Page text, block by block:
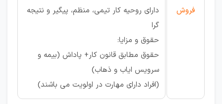
فروش
دارای روحیه کار تیمی، منظم، پیگیر و نتیجه
گرا
حقوق و مزایا:
حقوق مطابق قانون کار+ پاداش (بیمه و
سرویس ایاب و ذهاب)
(افراد دارای مهارت در اولویت می باشند)